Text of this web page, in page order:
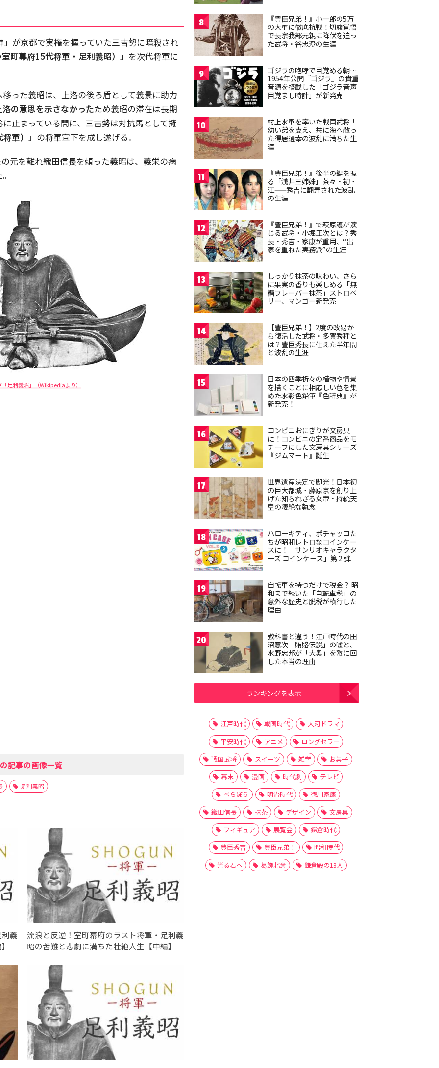
が京都で実権を握っていた三吉勢に暗殺され
室町幕府15代将軍・足利義昭）」 を次代将軍に
った義昭は、上洛の後ろ盾として義景に助力
の意思を示さなかったため義昭の滞在は長期
止まっている間に、三吉勢は対抗馬として擁
軍）」 の将軍宣下を成し遂げる。
元を離れ織田信長を頼った義昭は、義栄の病
足利義昭」（Wikipediaより）
記事の画像一覧
足利義昭
義
流浪と反逆！室町幕府のラスト将軍・足利義
昭の苦難と悲劇に満ちた壮絶人生【中編】
8
『豊臣兄弟！』小一郎の5万
の大軍に徹底抗戦！切腹覚悟
で長宗我部元親に降伏を迫っ
た武将・谷忠澄の生涯
9
ゴジラの咆哮で目覚める朝…
1954年公開『ゴジラ』の貴重
音源を搭載した「ゴジラ音声
目覚まし時計」が新発売
10
村上水軍を率いた戦国武将！
幼い弟を支え、共に海へ散っ
た得居通幸の波乱に満ちた生
涯
11
『豊臣兄弟！』後半の鍵を握
る「浅井三姉妹」茶々・初・
江——秀吉に翻弄された波乱
の生涯
12
『豊臣兄弟！』で萩原護が演
じる武将・小堀正次とは？秀
長・秀吉・家康が重用、“出
家を重ねた実務派”の生涯
13
しっかり抹茶の味わい、さら
に果実の香りも楽しめる「無
糖フレーバー抹茶」ストロベ
リー、マンゴー新発売
14
【豊臣兄弟！】2度の改易か
ら復活した武将・多賀秀種と
は？豊臣秀長に仕えた半年間
と波乱の生涯
15
日本の四季折々の植物や情景
を描くことに相応しい色を集
めた水彩色鉛筆『色辞典』が
新発売！
16
コンビニおにぎりが文房具
に！コンビニの定番商品をモ
チーフにした文房具シリーズ
『ジムマート』誕生
17
世界遺産決定で脚光！日本初
の巨大都城・藤原京を創り上
げた知られざる女帝・持統天
皇の凄絶な執念
18
ハローキティ、ポチャッコた
ちが昭和レトロなコインケー
スに！「サンリオキャラクタ
ーズ コインケース」第２弾
19
自転車を持つだけで税金？ 昭
和まで続いた「自転車税」の
意外な歴史と脱税が横行した
理由
20
教科書と違う！江戸時代の田
沼意次「賄賂伝説」の嘘と、
水野忠邦が「大奥」を敵に回
した本当の理由
ランキングを表示
江戸時代 戦国時代
大河ドラマ
平安時代
アニメ
ロングセラー
戦国武将
スイーツ 雑学
お菓子
幕末
漫画 時代劇
テレビ
べらぼう
明治時代
徳川家康
織田信長
抹茶 デザイン
文房具
フィギュア
展覧会
鎌倉時代
豊臣秀吉
豊臣兄弟！
昭和時代
光る君へ
葛飾北斎 鎌倉殿の13人